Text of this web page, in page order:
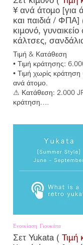
¥ ανά άτομο [για
και παιδιά / ΦΠΑ]
κιμονό,
κάλτσες,
Τιμή & Κατάθεση
• Τιμή κράτησης:
• Τιμή χωρίς
ανά άτομο.
⚠ Κατάθεση: 2.000
κράτηση.
Επαναλαμβανόμενοι
⚠ Δεν παρέχουμε
Ώρες Λειτουργίας
• Καθυστερημένη
άτομο / ώρα.
Ενοικίαση Γιουκάτα
Σετ Yukata ( Τιμή